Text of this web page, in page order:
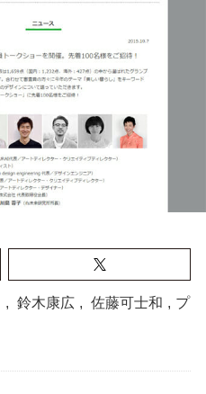
, 鈴木康広 , 佐藤可士和 , プ